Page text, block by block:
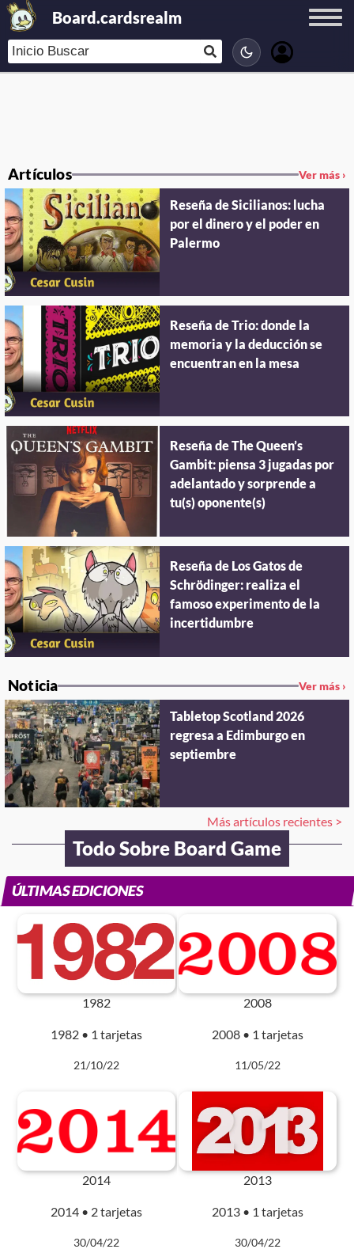
Board.cardsrealm
Artículos Ver más ›
Reseña de Sicilianos: lucha
por el dinero y el poder en
Palermo
Reseña de Trio: donde la
memoria y la deducción se
encuentran en la mesa
Reseña de The Queen’s
Gambit: piensa 3 jugadas por
adelantado y sorprende a
tu(s) oponente(s)
Reseña de Los Gatos de
Schrödinger: realiza el
famoso experimento de la
incertidumbre
Noticia Ver más ›
Tabletop Scotland 2026
regresa a Edimburgo en
septiembre
Más artículos recientes >
Todo Sobre Board Game
ÚLTIMAS EDICIONES
1982
1982 • 1 tarjetas
21/10/22
2008
2008 • 1 tarjetas
11/05/22
2014
2014 • 2 tarjetas
30/04/22
2013
2013 • 1 tarjetas
30/04/22